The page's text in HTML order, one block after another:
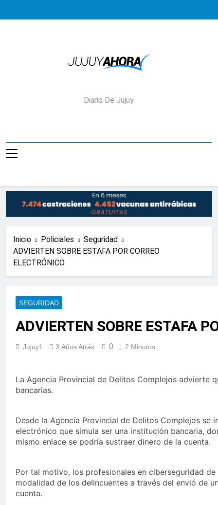
Jujuy Ahora!
Diario De Jujuy.
Inicio Policiales
Seguridad
ADVIERTEN SOBRE ESTAFA POR CORREO
ELECTRÓNICO
SEGURIDAD
ADVIERTEN SOBRE ESTAFA
Jujuy1 3 Años Atrás 0 2 Minutos
La Agencia Provincial de Delitos Complejos advierte
bancarias.
Desde la Agencia Provincial de Delitos Complejos
electrónico que simula ser una institución bancaria,
mismo enlace se podría sustraer dinero de la cuenta.
Por tal motivo, los profesionales en ciberseguridad
modalidad de los delincuentes a través del envió de
cuenta.